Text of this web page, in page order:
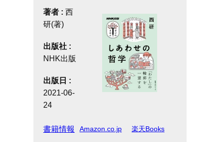
著者 : 西
研(著)
出版社 :
NHK出版
出版日 :
2021-06-
24
書籍情報 Amazon.co.jp 楽天Books